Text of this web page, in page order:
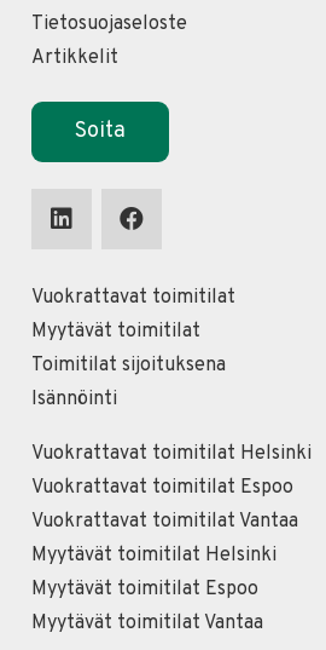
Tietosuojaseloste
Artikkelit
Soita
Vuokrattavat toimitilat
Myytävät toimitilat
Toimitilat sijoituksena
Isännöinti
Vuokrattavat toimitilat Helsinki
Vuokrattavat toimitilat Espoo
Vuokrattavat toimitilat Vantaa
Myytävät toimitilat Helsinki
Myytävät toimitilat Espoo
Myytävät toimitilat Vantaa